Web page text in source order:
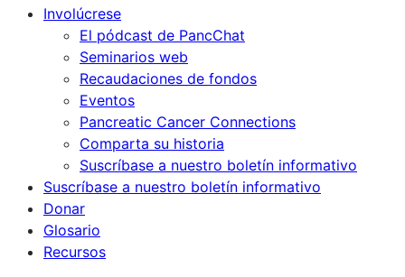
Involúcrese
El pódcast de PancChat
Seminarios web
Recaudaciones de fondos
Eventos
Pancreatic Cancer Connections
Comparta su historia
Suscríbase a nuestro boletín informativo
Suscríbase a nuestro boletín informativo
Donar
Glosario
Recursos